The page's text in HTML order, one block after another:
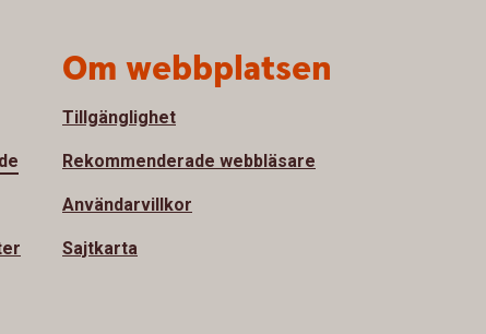
Om webbplatsen
Tillgänglighet
Rekommenderade webbläsare
Användarvillkor
Sajtkarta